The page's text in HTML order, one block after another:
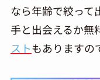
なら年齢で絞って
手と出会えるか無
ストもありますの